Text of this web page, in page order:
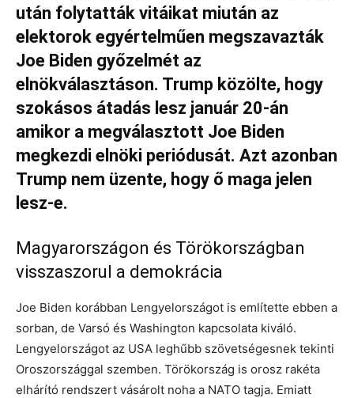
után folytatták vitáikat miután az
elektorok egyértelműen megszavazták
Joe Biden győzelmét az
elnökválasztáson. Trump közölte, hogy
szokásos átadás lesz január 20-án
amikor a megválasztott Joe Biden
megkezdi elnöki periódusát. Azt azonban
Trump nem üzente, hogy ő maga jelen
lesz-e.
Magyarországon és Törökországban
visszaszorul a demokrácia
Joe Biden korábban Lengyelországot is említette ebben a
sorban, de Varsó és Washington kapcsolata kiváló.
Lengyelországot az USA leghűbb szövetségesnek tekinti
Oroszországgal szemben. Törökország is orosz rakéta
elhárító rendszert vásárolt noha a NATO tagja. Emiatt